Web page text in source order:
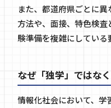
また、都道府県ごとに
方法や、面接、特色検
験準備を複雑にしている
なぜ「独学」ではな
情報化社会において、